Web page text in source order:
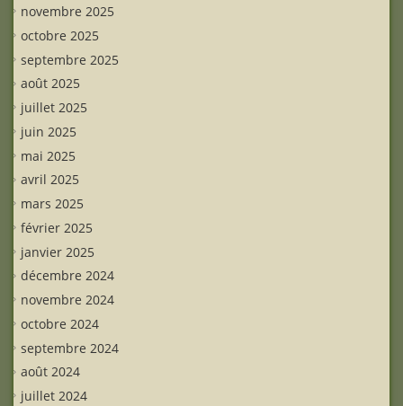
novembre 2025
octobre 2025
septembre 2025
août 2025
juillet 2025
juin 2025
mai 2025
avril 2025
mars 2025
février 2025
janvier 2025
décembre 2024
novembre 2024
octobre 2024
septembre 2024
août 2024
juillet 2024